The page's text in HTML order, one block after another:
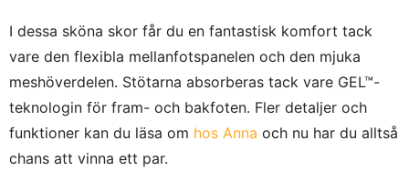
I dessa sköna skor får du en fantastisk komfort tack
vare den flexibla mellanfotspanelen och den mjuka
meshöverdelen. Stötarna absorberas tack vare GEL™-
teknologin för fram- och bakfoten. Fler detaljer och
funktioner kan du läsa om hos Anna och nu har du alltså
chans att vinna ett par.